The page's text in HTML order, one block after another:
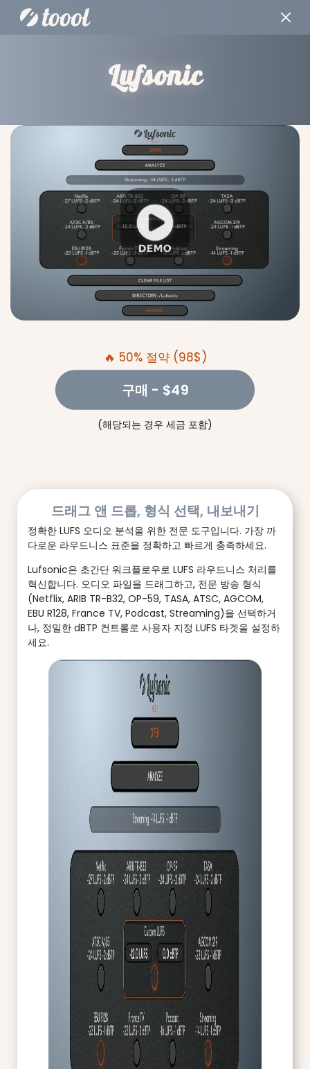
Lufsonic
🔥 50% 절약 (98$)
구매 - $49
(해당되는 경우 세금 포함)
드래그 앤 드롭, 형식 선택, 내보내기
정확한 LUFS 오디오 분석을 위한 전문 도구입니다. 가장 까
다로운 라우드니스 표준을 정확하고 빠르게 충족하세요.
Lufsonic은 초간단 워크플로우로 LUFS 라우드니스 처리를
혁신합니다. 오디오 파일을 드래그하고, 전문 방송 형식
(Netflix, ARIB TR-B32, OP-59, TASA, ATSC, AGCOM,
EBU R128, France TV, Podcast, Streaming)을 선택하거
나, 정밀한 dBTP 컨트롤로 사용자 지정 LUFS 타겟을 설정하
세요.